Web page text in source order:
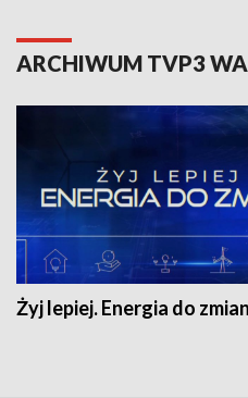
ARCHIWUM TVP3
Żyj lepiej. Energia do zmian